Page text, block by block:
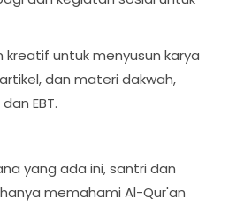
kreatif untuk menyusun karya
dan materi dakwah,
EBT.
yang ada ini, santri dan
memahami Al-Qur'an